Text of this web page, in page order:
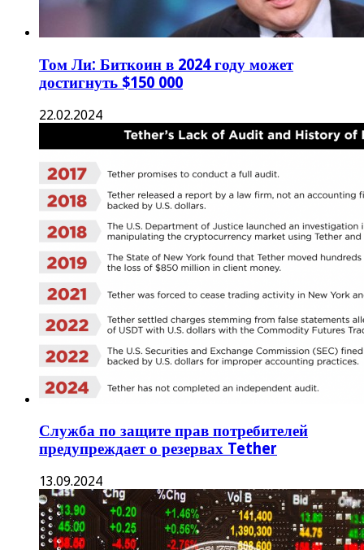
Том Ли: Биткоин в 2024 году может
достигнуть $150 000
22.02.2024
Служба по защите прав потребителей
предупреждает о резервах Tether
13.09.2024